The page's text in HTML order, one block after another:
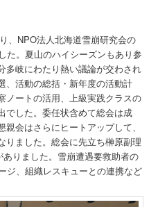
、NPO法人北海道雪崩研究会の
た。夏山のハイシーズンもあり参
多岐にわたり熱い議論が交わされ
、活動の総括・新年度の活動計
ノートの活用、上級実践クラスの
でした。委任状含めて総会は成
会はさらにヒートアップして、
りました。総会に先立ち榊原副理
りました。雪崩遭遇要救助者の
ジ、組織レスキューとの連携など